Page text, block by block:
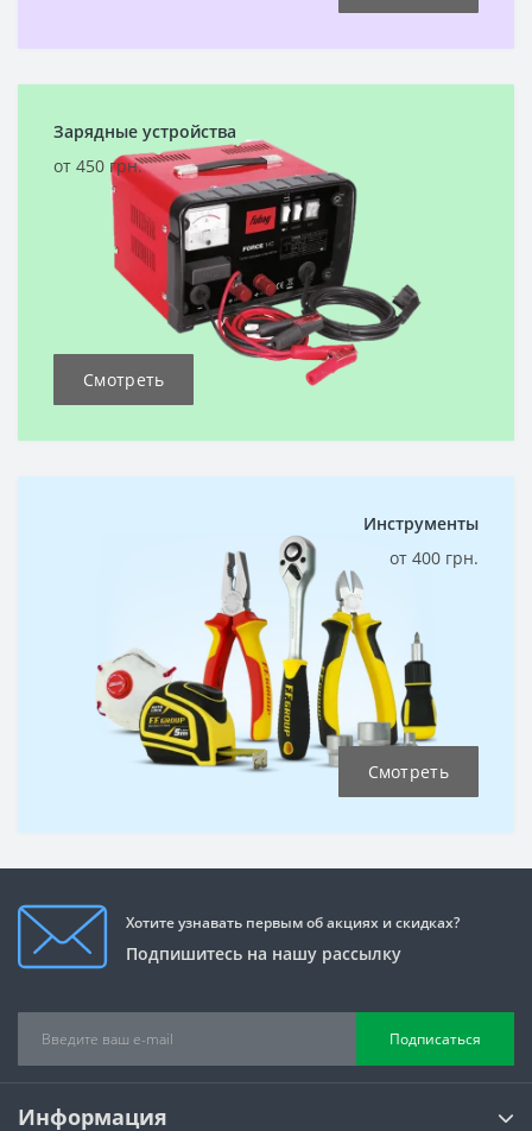
Зарядные устройства
от 450 грн.
Смотреть
Инструменты
от 400 грн.
Смотреть
Хотите узнавать первым об акциях и скидках?
Подпишитесь на нашу рассылку
Подписаться
Информация